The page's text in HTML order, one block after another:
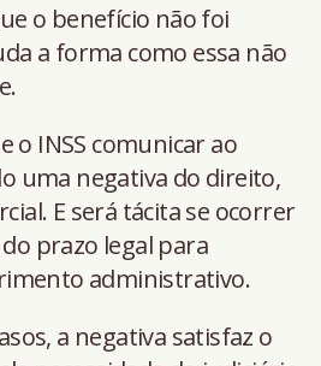
o benefício não foi
a forma como essa não
o INSS comunicar ao
uma negativa do direito,
E será tácita se ocorrer
prazo legal para
administrativo.
a negativa satisfaz o